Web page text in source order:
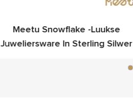
Meetu Snowflake -luukse
Juweliersware In Sterling Silwer